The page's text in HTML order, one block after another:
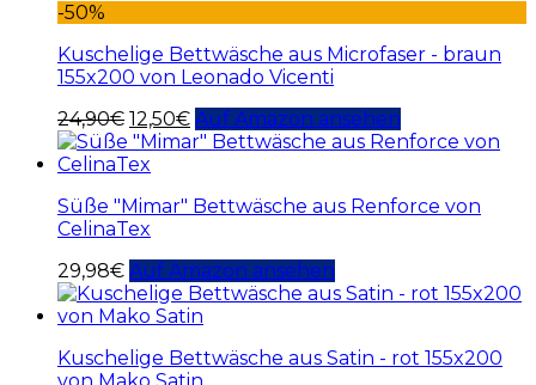
-50%
Kuschelige Bettwäsche aus Microfaser - braun
155x200 von Leonado Vicenti
24,90€ 12,50€ Auf Amazon ansehen
Süße "Mimar" Bettwäsche aus Renforce von
CelinaTex
29,98€ Auf Amazon ansehen
Kuschelige Bettwäsche aus Satin - rot 155x200